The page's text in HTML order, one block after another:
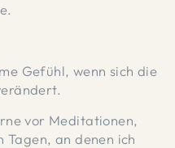
Gefühl, wenn sich die
vor Meditationen,
an denen ich